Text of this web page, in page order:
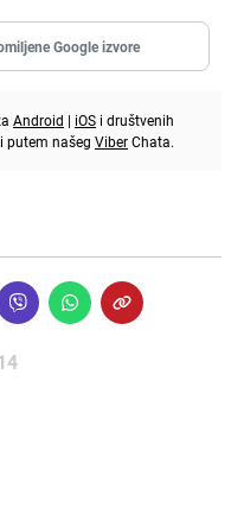
Google izvore
Android | iOS i društvenih
putem našeg ViberChata.